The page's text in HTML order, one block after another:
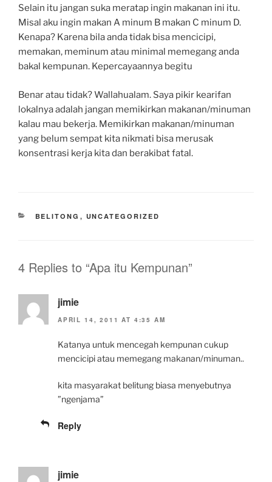
Selain itu jangan suka meratap ingin makanan ini itu.
Misal aku ingin makan A minum B makan C minum D.
Kenapa? Karena bila anda tidak bisa mencicipi,
memakan, meminum atau minimal memegang anda
bakal kempunan. Kepercayaannya begitu
Benar atau tidak? Wallahualam. Saya pikir kearifan
lokalnya adalah jangan memikirkan makanan/minuman
kalau mau bekerja. Memikirkan makanan/minuman
yang belum sempat kita nikmati bisa merusak
konsentrasi kerja kita dan berakibat fatal.
CATEGORIES
BELITONG , UNCATEGORIZED
4 Replies to “Apa itu Kempunan”
jimie
APRIL 14, 2011 AT 4:35 AM
Katanya untuk mencegah kempunan cukup
mencicipi atau memegang makanan/minuman..
kita masyarakat belitung biasa menyebutnya
”ngenjama”
Reply
jimie